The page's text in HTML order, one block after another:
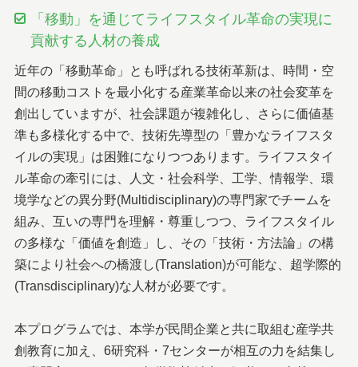
「移動」を通じてライフスタイル革命の実現に
貢献する人材の養成
近年の「移動革命」とも呼ばれる技術革新は、時間・空
間の移動コストを最小化する産業革命以来の社会変革を
創出していますが、社会課題が複雑化し、さらに価値基
準も多様化する中で、技術先導型の「豊かなライフスタ
イルの実現」は困難になりつつあります。ライフスタイ
ル革命の牽引には、人文・社会科学、工学、情報学、環
境学などの異分野(Multidisciplinary)の専門家でチームを
組み、互いの専門を理解・尊重しつつ、ライフスタイル
の多様な「価値を創造」し、その「技術・方法論」の構
築により社会への橋渡し(Translation)が可能な、超学際的
(Transdisciplinary)な人材が必要です。
本プログラムでは、本学が民間企業と共に取組む産学共
創教育に加え、6研究科・7センターが相互の力を結集し